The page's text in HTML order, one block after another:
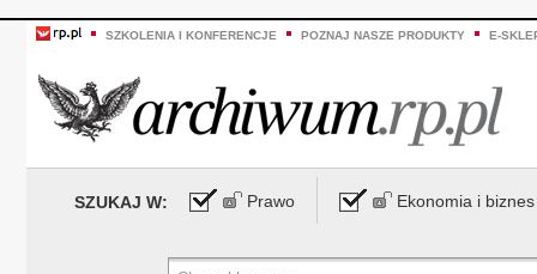
SZKOLENIA I KONFERENCJE POZNAJ NASZE PRODUKTY E-
SZUKAJ W: Prawo Ekonomia i biznes